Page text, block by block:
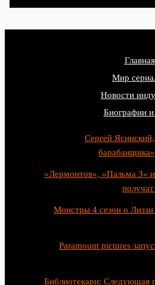
Главная
Мир
Новости
Биографии
Сергей
«Лермонтов», «Пальма 3»
Монстры 4 сезон о
Paramount pictures
Библиотекари: Следующая